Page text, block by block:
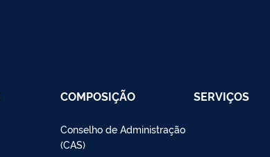
COMPOSIÇÃO
Conselho de Administração
(CAS)
SERVIÇOS